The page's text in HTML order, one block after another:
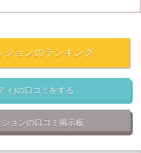
、流行を追う女性たちにと
1,698円のざっくりニットな
えるのが何よりも嬉しいと
ションのランキング
ィ)の口コミをする
ョンの口コミ掲示板